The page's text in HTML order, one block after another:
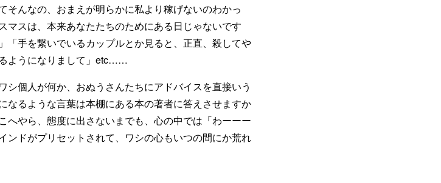
そんなの、おまえが明らかに私より稼げないのわかっ
マスは、本来あなたたちのためにある日じゃないです
「手を繋いでいるカップルとか見ると、正直、殺してや
ようになりまして」etc……
シ個人が何か、おぬうさんたちにアドバイスを直接いう
なるような言葉は本棚にある本の著者に答えさせますか
へやら、態度に出さないまでも、心の中では「わーーー
ンドがプリセットされて、ワシの心もいつの間にか荒れ